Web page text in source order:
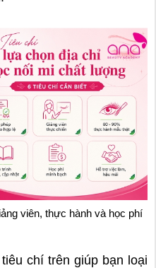
viên, thực hành và học phí
chí trên giúp bạn loại